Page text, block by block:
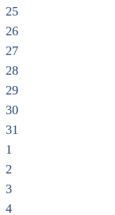
25
26
27
28
29
30
31
1
2
3
4